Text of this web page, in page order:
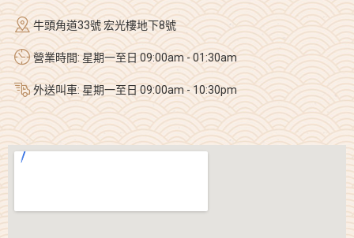
牛頭角道33號 宏光樓地下8號
營業時間: 星期一至日 09:00am - 01:30am
外送叫車: 星期一至日 09:00am - 10:30pm